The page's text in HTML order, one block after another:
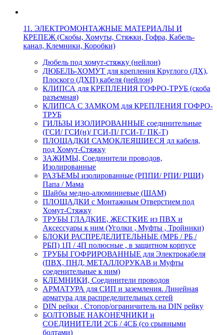
11. ЭЛЕКТРОМОНТАЖНЫЕ МАТЕРИАЛЫ И
КРЕПЕЖ (Скобы, Хомуты, Стяжки, Гофра, Кабель-
канал, Клемники, Коробки)
Дюбель под хомут-стяжку (нейлон)
ДЮБЕЛЬ-ХОМУТ для крепления Круглого (ДХ),
Плоского (ДХП) кабеля (нейлон)
КЛИПСА для КРЕПЛЕНИЯ ГОФРО-ТРУБ (скоба
разъемная)
КЛИПСА С ЗАМКОМ для КРЕПЛЕНИЯ ГОФРО-
ТРУБ
ГИЛЬЗЫ ИЗОЛИРОВАННЫЕ соединительные
(ГСИ/ ГСИ(н)/ ГСИ-П/ ГСИ-Т/ ПК-Т)
ПЛОЩАДКИ САМОКЛЕЯЩИЕСЯ дл кабеля,
под Хомут-Стяжку
ЗАЖИМЫ, Соединители проводов,
Изолированные
РАЗЪЕМЫ изолированные (РППИ/ РПИ/ РШИ)
Папа / Мама
Шайбы медно-алюминиевые (ШАМ)
ПЛОЩАДКИ с Монтажным Отверстием под
Хомут-Стяжку
ТРУБЫ ГЛАДКИЕ, ЖЕСТКИЕ из ПВХ и
Аксессуары к ним (Уголки , Муфты , Тройники)
БЛОКИ РАСПРЕДЕЛИТЕЛЬНЫЕ (МРБ / РБ /
РБП) 1П / 4П полюсные , в защитном корпусе
ТРУБЫ ГОФРИРОВАННЫЕ для Электрокабеля
(ПВХ, ПНД, МЕТАЛЛОРУКАВ и Муфты
соеденительные к ним)
КЛЕМНИКИ, Соединители проводов
АРМАТУРА для СИП и заземления. Линейная
арматура для распределительных сетей
DIN рейки , Стопор/ограничитель на DIN рейку
БОЛТОВЫЕ НАКОНЕЧНИКИ и
СОЕДИНИТЕЛИ 2СБ / 4СБ (со срывными
болтами)